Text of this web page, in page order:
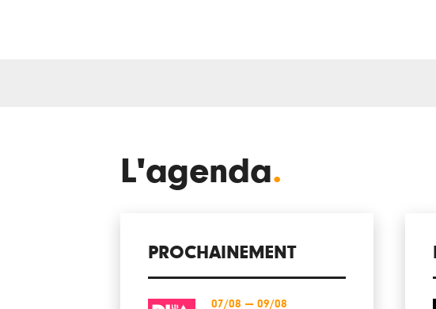
L'agenda.
PROCHAINEMENT
07/08 — 09/08